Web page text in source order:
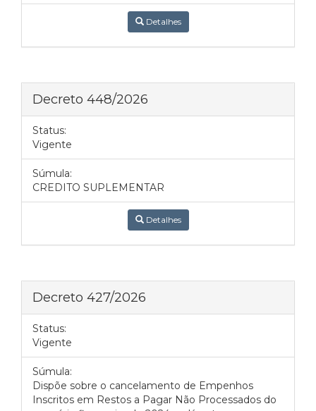
Detalhes
Decreto 448/2026
Status:
Vigente
Súmula:
CREDITO SUPLEMENTAR
Detalhes
Decreto 427/2026
Status:
Vigente
Súmula:
Dispõe sobre o cancelamento de Empenhos
Inscritos em Restos a Pagar Não Processados do